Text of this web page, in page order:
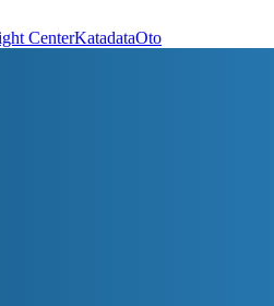
CenterKatadataOto